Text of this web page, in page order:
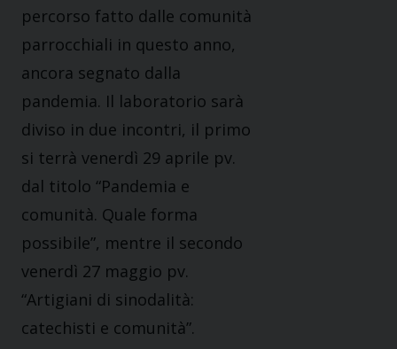
percorso fatto dalle comunità
parrocchiali in questo anno,
ancora segnato dalla
pandemia. Il laboratorio sarà
diviso in due incontri, il primo
si terrà venerdì 29 aprile pv.
dal titolo “Pandemia e
comunità. Quale forma
possibile”, mentre il secondo
venerdì 27 maggio pv.
“Artigiani di sinodalità:
catechisti e comunità”.